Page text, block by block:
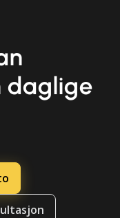
daglige